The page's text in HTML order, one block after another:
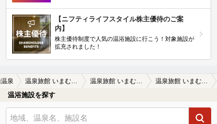
【ニフティライフスタイル株主優待のご案
内】
株主優待制度で人気の温浴施設に行こう！対象施設が
拡充されました！
泉 温泉旅館 いまむら 家族湯 温泉旅館 いまむら 家族湯の口コミ一覧 温泉旅館 いまむら 家族湯の口コミ 旅館・家族湯 いまむら
温浴施設を探す